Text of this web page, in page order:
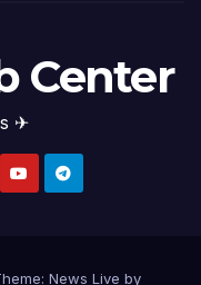
Center
✈
News Live by